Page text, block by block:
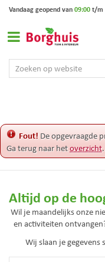
e
t
Vandaag geopend van09:00t/m
Fout! De opgevraagde
Ga terug naar hetoverzicht.
Altijd op de
Wil je maandelijks onze
en activiteiten
Wij slaan je